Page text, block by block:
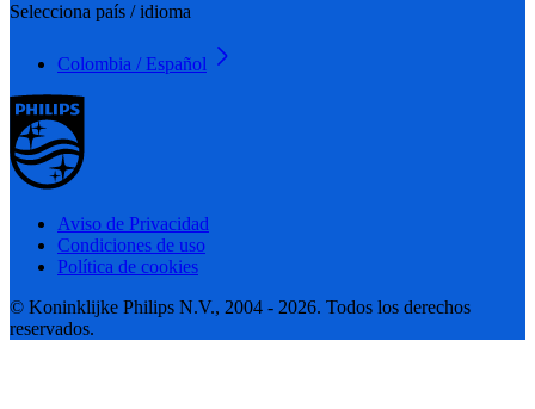
Selecciona país / idioma
Colombia / Español
Aviso de Privacidad
Condiciones de uso
Política de cookies
© Koninklijke Philips N.V., 2004 - 2026. Todos los derechos
reservados.